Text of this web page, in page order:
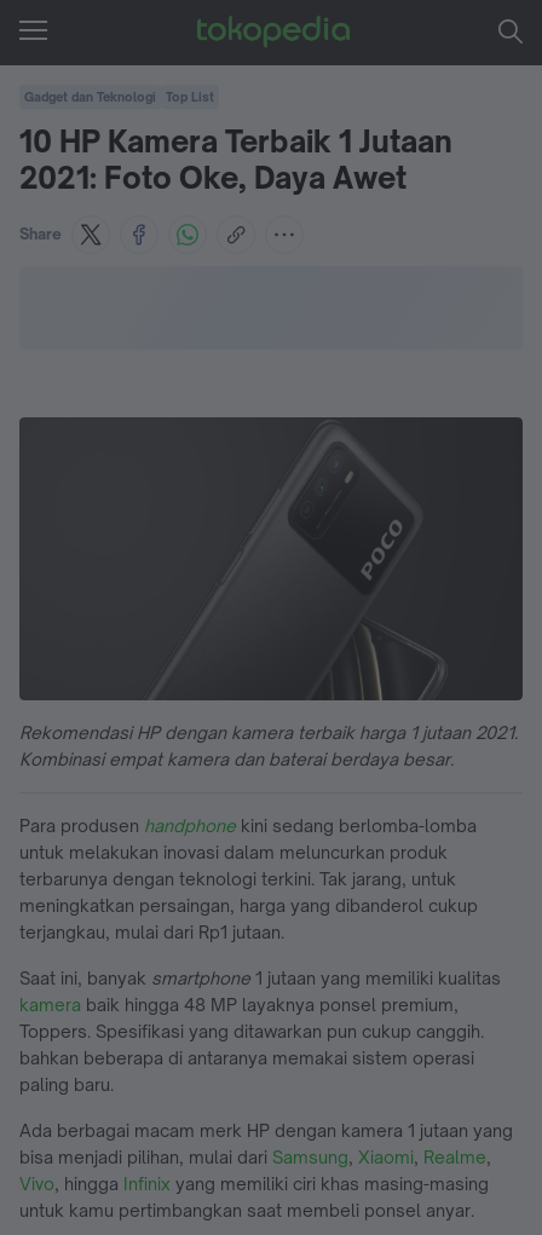
Gadget dan Teknologi Top List
10 HP Kamera Terbaik 1 Jutaan
2021: Foto Oke, Daya Awet
Share
Rekomendasi HP dengan kamera terbaik harga 1 jutaan 2021.
Kombinasi empat kamera dan baterai berdaya besar.
Para produsen handphone kini sedang berlomba-lomba
untuk melakukan inovasi dalam meluncurkan produk
terbarunya dengan teknologi terkini. Tak jarang, untuk
meningkatkan persaingan, harga yang dibanderol cukup
terjangkau, mulai dari Rp1 jutaan.
Saat ini, banyak smartphone 1 jutaan yang memiliki kualitas
kamera baik hingga 48 MP layaknya ponsel premium,
Toppers. Spesifikasi yang ditawarkan pun cukup canggih.
bahkan beberapa di antaranya memakai sistem operasi
paling baru.
Ada berbagai macam merk HP dengan kamera 1 jutaan yang
bisa menjadi pilihan, mulai dari Samsung, Xiaomi, Realme,
Vivo, hingga Infinix yang memiliki ciri khas masing-masing
untuk kamu pertimbangkan saat membeli ponsel anyar.